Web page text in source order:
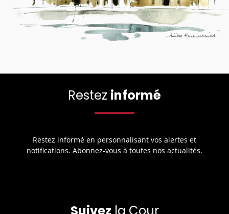
Restez informé
Restez informé en personnalisant vos alertes et
notifications. Abonnez-vous à toutes nos actualités.